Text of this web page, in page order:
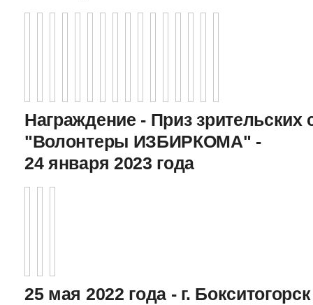
Награждение - Приз зрительских
"Волонтеры ИЗБИРКОМА" -
24 января 2023 года
25 мая 2022 года - г.